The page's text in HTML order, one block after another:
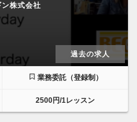
株式会社
過去の求人
業務委託（登録制）
2500円/1レッスン